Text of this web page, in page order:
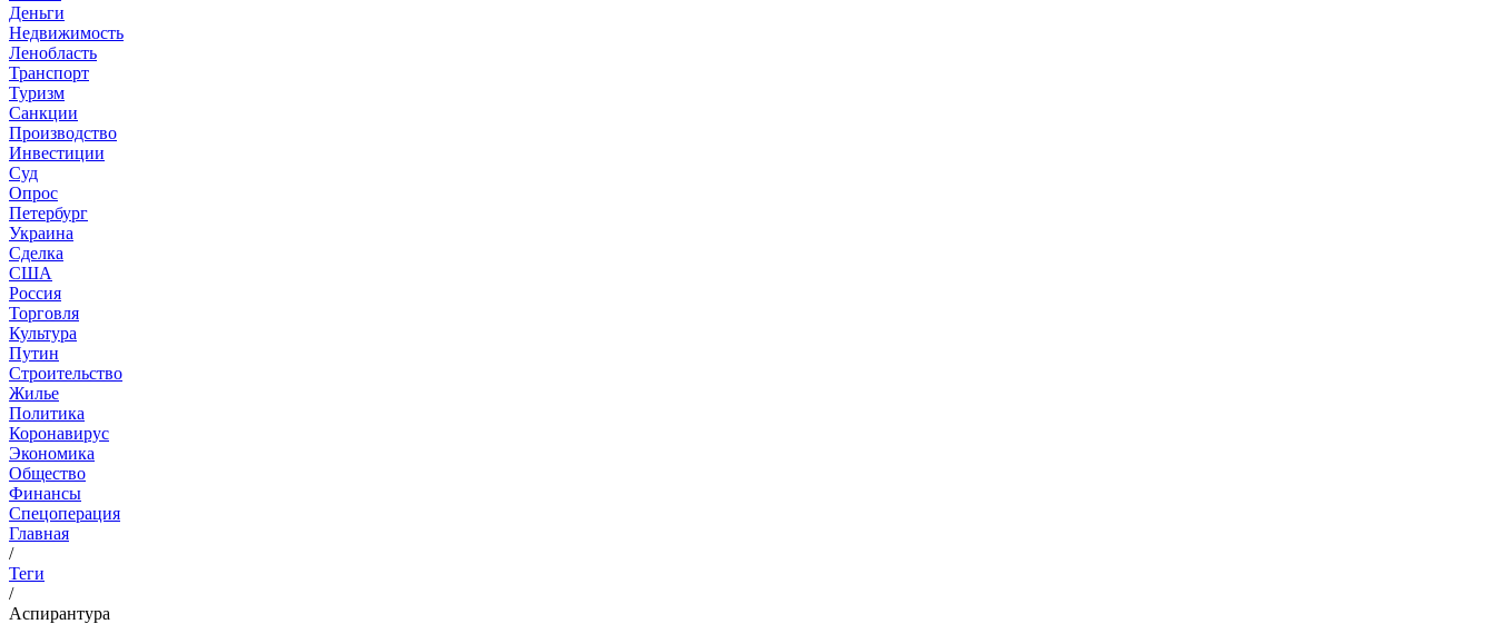
Деньги
Недвижимость
Ленобласть
Транспорт
Туризм
Санкции
Производство
Инвестиции
Суд
Опрос
Петербург
Украина
Сделка
США
Россия
Торговля
Культура
Путин
Строительство
Жилье
Политика
Коронавирус
Экономика
Общество
Финансы
Спецоперация
Главная
/
Теги
/
Аспирантура